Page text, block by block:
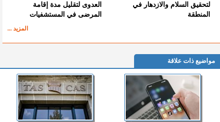
لتحقيق السلام والازدهار في
المنطقة
العدوى لتقليل مدة إقامة
المرضى في المستشفيات
المزيد ...
مواضيع ذات علاقة